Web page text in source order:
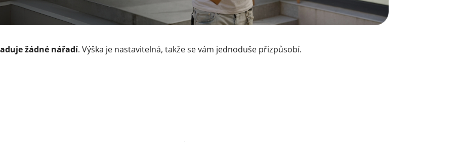
žádné nářadí. Výška je nastavitelná, takže se vám jednoduše přizpůsobí.